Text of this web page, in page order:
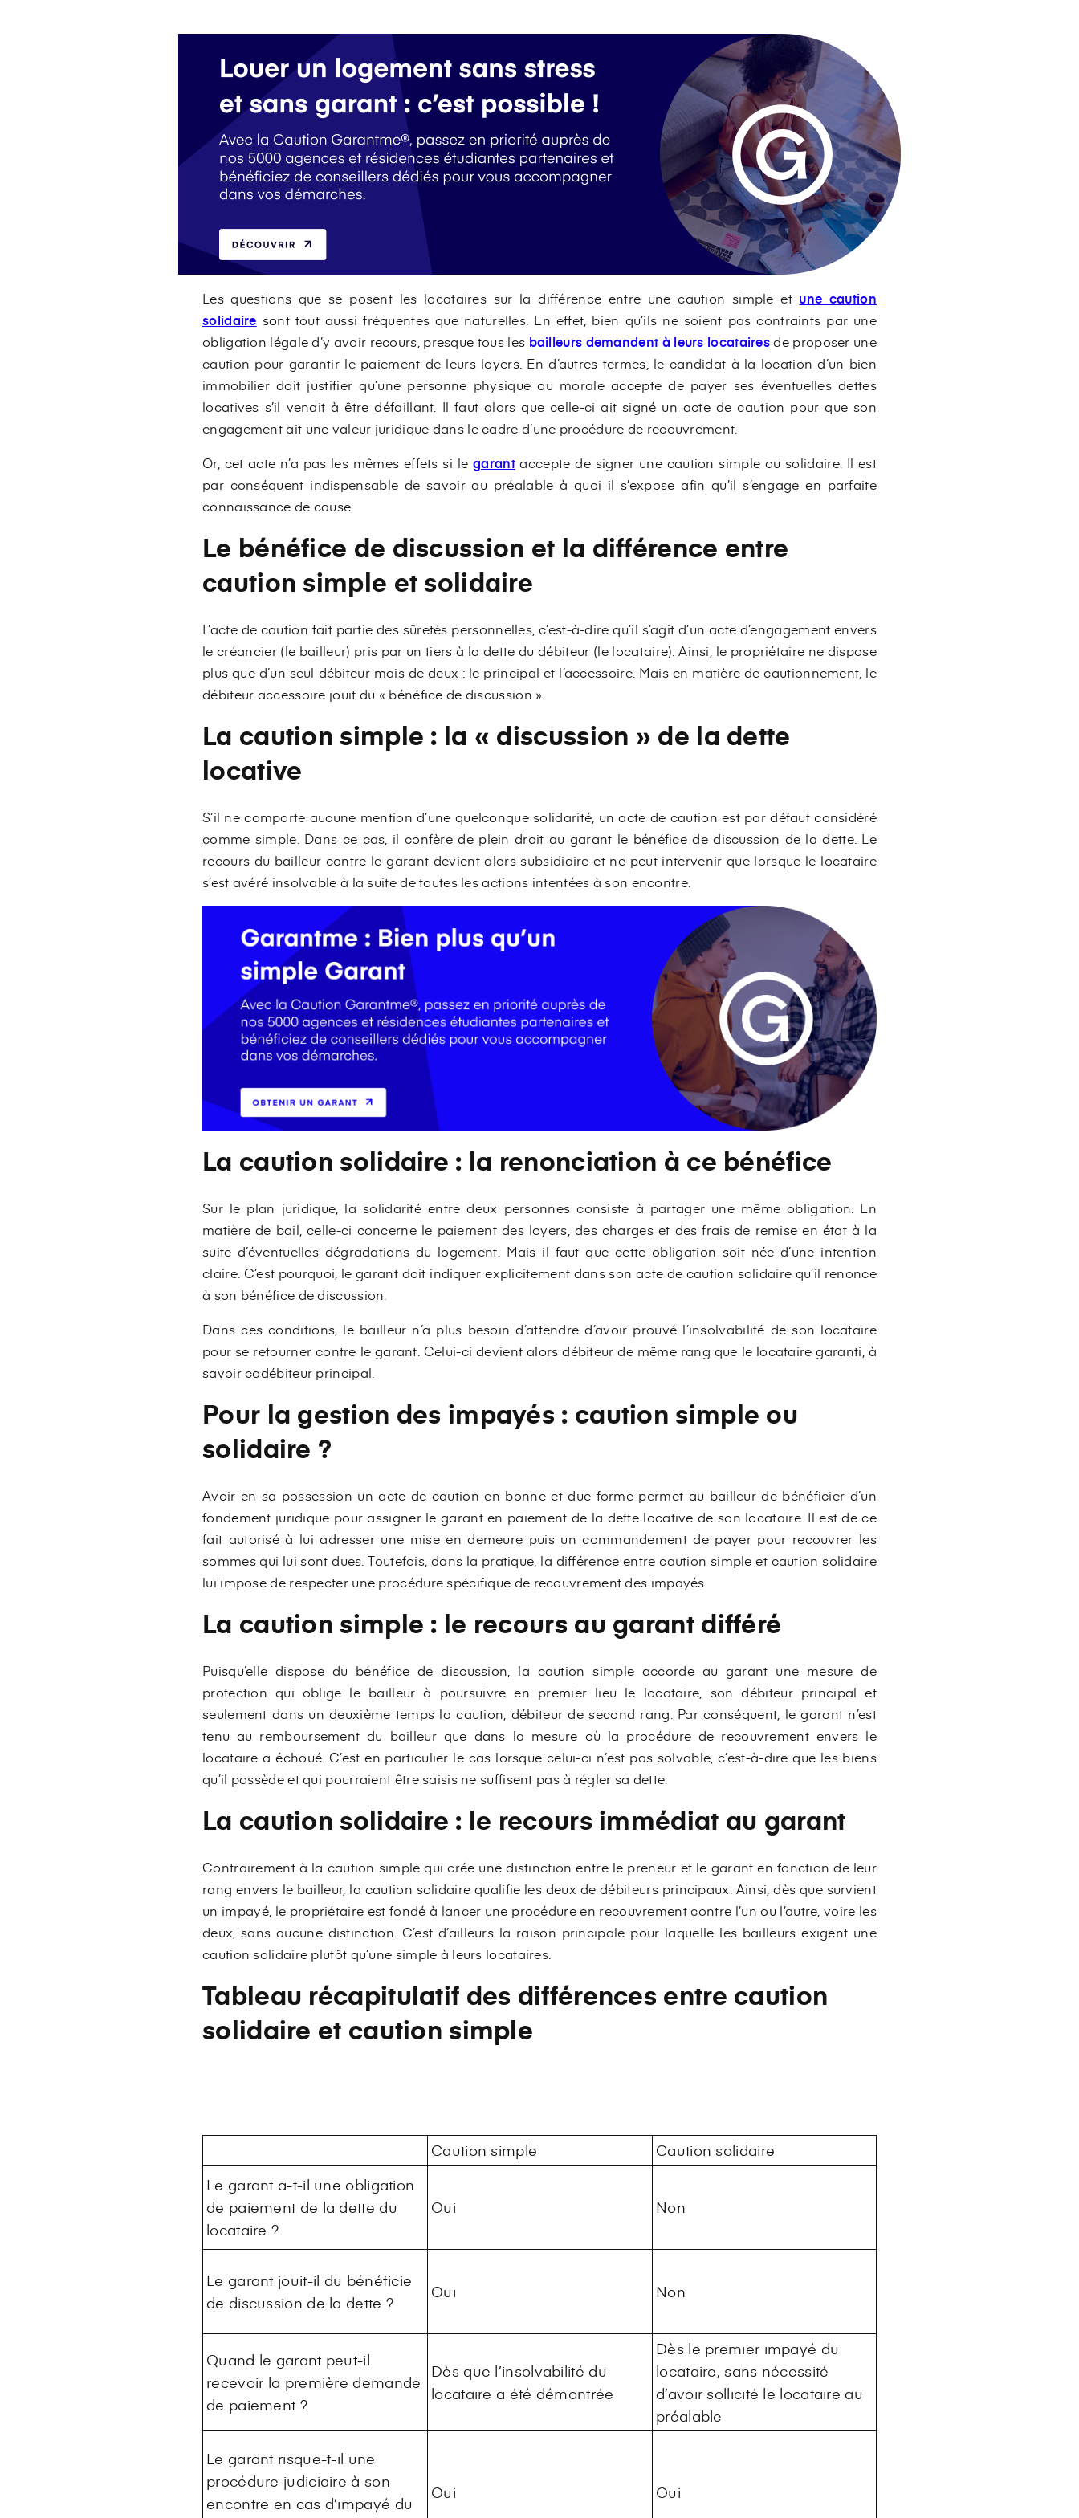
Les questions que se posent les locataires sur la différence entre une caution simple et une caution
solidaire sont tout aussi fréquentes que naturelles. En effet, bien qu’ils ne soient pas contraints par une
obligation légale d’y avoir recours, presque tous les bailleurs demandent à leurs locatairesde proposer une
caution pour garantir le paiement de leurs loyers. En d’autres termes, le candidat à la location d’un bien
immobilier doit justifier qu’une personne physique ou morale accepte de payer ses éventuelles dettes
locatives s’il venait à être défaillant. Il faut alors que celle-ci ait signé un acte de caution pour que son
engagement ait une valeur juridique dans le cadre d’une procédure de recouvrement.
Or, cet acte n’a pas les mêmes effets si le garantaccepte de signer une caution simple ou solidaire. Il est
par conséquent indispensable de savoir au préalable à quoi il s’expose afin qu’il s’engage en parfaite
connaissance de cause.
Le bénéfice de discussion et la différence entre
caution simple et solidaire
L’acte de caution fait partie des sûretés personnelles, c’est-à-dire qu’il s’agit d’un acte d’engagement envers
le créancier (le bailleur) pris par un tiers à la dette du débiteur (le locataire). Ainsi, le propriétaire ne dispose
plus que d’un seul débiteur mais de deux : le principal et l’accessoire. Mais en matière de cautionnement, le
débiteur accessoire jouit du « bénéfice de discussion ».
La caution simple : la « discussion » de la dette
locative
S’il ne comporte aucune mention d’une quelconque solidarité, un acte de caution est par défaut considéré
comme simple. Dans ce cas, il confère de plein droit au garant le bénéfice de discussion de la dette. Le
recours du bailleur contre le garant devient alors subsidiaire et ne peut intervenir que lorsque le locataire
s’est avéré insolvable à la suite de toutes les actions intentées à son encontre.
La caution solidaire : la renonciation à ce bénéfice
Sur le plan juridique, la solidarité entre deux personnes consiste à partager une même obligation. En
matière de bail, celle-ci concerne le paiement des loyers, des charges et des frais de remise en état à la
suite d’éventuelles dégradations du logement. Mais il faut que cette obligation soit née d’une intention
claire. C’est pourquoi, le garant doit indiquer explicitement dans son acte de caution solidaire qu’il renonce
à son bénéfice de discussion.
Dans ces conditions, le bailleur n’a plus besoin d’attendre d’avoir prouvé l’insolvabilité de son locataire
pour se retourner contre le garant. Celui-ci devient alors débiteur de même rang que le locataire garanti, à
savoir codébiteur principal.
Pour la gestion des impayés : caution simple ou
solidaire ?
Avoir en sa possession un acte de caution en bonne et due forme permet au bailleur de bénéficier d’un
fondement juridique pour assigner le garant en paiement de la dette locative de son locataire. Il est de ce
fait autorisé à lui adresser une mise en demeure puis un commandement de payer pour recouvrer les
sommes qui lui sont dues. Toutefois, dans la pratique, la différence entre caution simple et caution solidaire
lui impose de respecter une procédure spécifique de recouvrement des impayés
La caution simple : le recours au garant différé
Puisqu’elle dispose du bénéfice de discussion, la caution simple accorde au garant une mesure de
protection qui oblige le bailleur à poursuivre en premier lieu le locataire, son débiteur principal et
seulement dans un deuxième temps la caution, débiteur de second rang. Par conséquent, le garant n’est
tenu au remboursement du bailleur que dans la mesure où la procédure de recouvrement envers le
locataire a échoué. C’est en particulier le cas lorsque celui-ci n’est pas solvable, c’est-à-dire que les biens
qu’il possède et qui pourraient être saisis ne suffisent pas à régler sa dette.
La caution solidaire : le recours immédiat au garant
Contrairement à la caution simple qui crée une distinction entre le preneur et le garant en fonction de leur
rang envers le bailleur, la caution solidaire qualifie les deux de débiteurs principaux. Ainsi, dès que survient
un impayé, le propriétaire est fondé à lancer une procédure en recouvrement contre l’un ou l’autre, voire les
deux, sans aucune distinction. C’est d’ailleurs la raison principale pour laquelle les bailleurs exigent une
caution solidaire plutôt qu’une simple à leurs locataires.
Tableau récapitulatif des différences entre caution
solidaire et caution simple
Caution simple
Caution solidaire
Le garant a-t-il une obligation
de paiement de la dette du
locataire ?
Oui Non
Le garant jouit-il du bénéficie
de discussion de la dette ?
Oui Non
Quand le garant peut-il
recevoir la première demande
de paiement ?
Dès que l’insolvabilité du
locataire a été démontrée
Dès le premier impayé du
locataire, sans nécessité
d’avoir sollicité le locataire au
préalable
Le garant risque-t-il une
procédure judiciaire à son
encontre en cas d’impayé du
Oui Oui